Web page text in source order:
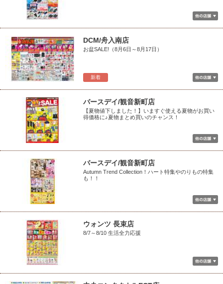
新着
DCM/舟入南店
お盆SALE!（8月6日～8月17日）
バースデイ/観音新町店
【夏物値下しました！】いますぐ使える夏物がお買い
得価格に♪夏物まとめ買いのチャンス！
バースデイ/観音新町店
Autumn Trend Collection！ハート特集やのりもの特集
も！！
ウォンツ 長束店
8/7～8/10 生活全力応援